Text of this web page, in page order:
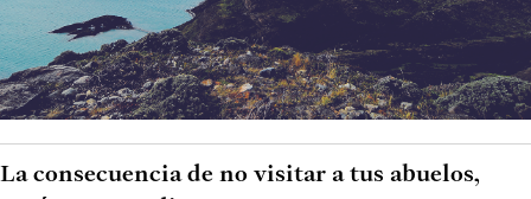
La consecuencia de no visitar a tus abuelos,